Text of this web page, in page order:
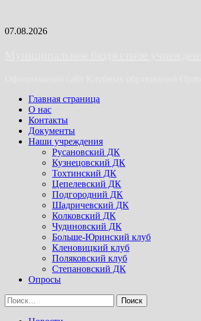
Skip
07.08.2026
Primary
Menu
Главная страница
О нас
Контакты
Документы
Наши учреждения
Русановский ДК
Кузнецовский ДК
Тохтинский ДК
Цепелевский ДК
Подгородний ДК
Шадричевский ДК
Колковский ДК
Чудиновский ДК
Больше-Юринский клуб
Кленовицкий клуб
Поляковский клуб
Степановский ДК
Опросы
Найти: